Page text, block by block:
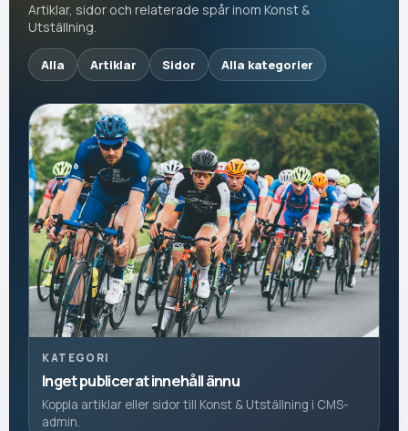
Artiklar, sidor och relaterade spår inom Konst &
Utställning.
Alla Artiklar Sidor Alla kategorier
KATEGORI
Inget publicerat innehåll ännu
Koppla artiklar eller sidor till Konst & Utställning i CMS-
admin.